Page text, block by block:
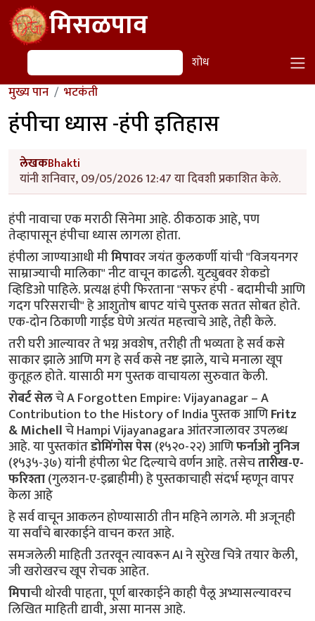
Skip to main contentमिसळपाव
शोध शोध
मुख्य पान भटकंती
हंपीचा ध्यास -हंपी इतिहास
लेखकBhakti
यांनी शनिवार, 09/05/2026 12:47 या दिवशी प्रकाशित केले.
हंपी नावाचा एक मराठी सिनेमा आहे. ठीकठाक आहे, पण
तेव्हापासून हंपीचा ध्यास लागला होता.
हंपीला जाण्याआधी मी मिपावर जयंत कुलकर्णी यांची "विजयनगर
साम्राज्याची मालिका" नीट वाचून काढली. युट्युबवर शेकडो
व्हिडिओ पाहिले. प्रत्यक्ष हंपी फिरताना "सफर हंपी - बदामीची आणि
गदग परिसराची" हे आशुतोष बापट यांचे पुस्तक सतत सोबत होते.
एक-दोन ठिकाणी गाईड घेणे अत्यंत महत्त्वाचे आहे, तेही केले.
तरी घरी आल्यावर ते भग्न अवशेष, तरीही ती भव्यता हे सर्व कसे
साकार झाले आणि मग हे सर्व कसे नष्ट झाले, याचे मनाला खूप
कुतूहल होते. यासाठी मग पुस्तक वाचायला सुरुवात केली.
रोबर्ट सेल चे A Forgotten Empire: Vijayanagar – A
Contribution to the History of India पुस्तक आणि Fritz
& Michell चे Hampi Vijayanagara आंतरजालावर उपलब्ध
आहे. या पुस्तकांत डोमिंगोस पेस (१५२०-२२) आणि फर्नाओ नुनिज
(१५३५-३७) यांनी हंपीला भेट दिल्याचे वर्णन आहे. तसेच तारीख-ए-
फरिश्ता (गुलशन-ए-इब्राहीमी) हे पुस्तकाचाही संदर्भ म्हणून वापर
केला आहे
हे सर्व वाचून आकलन होण्यासाठी तीन महिने लागले. मी अजूनही
या सर्वांचे बारकाईने वाचन करत आहे.
समजलेली माहिती उतरवून त्यावरून AI ने सुरेख चित्रे तयार केली,
जी खरोखरच खूप रोचक आहेत.
मिपाची थोरवी पाहता, पूर्ण बारकाईने काही पैलू अभ्यासल्यावरच
लिखित माहिती द्यावी, असा मानस आहे.